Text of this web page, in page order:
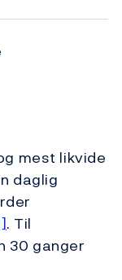
mest likvide
daglig
. Til
30 ganger